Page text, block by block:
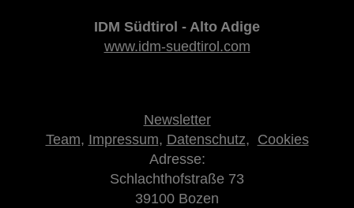
IDM Südtirol - Alto Adige
www.idm-suedtirol.com
Newsletter
Team, Impressum, Datenschutz, Cookies
Adresse:
Schlachthofstraße 73
39100 Bozen